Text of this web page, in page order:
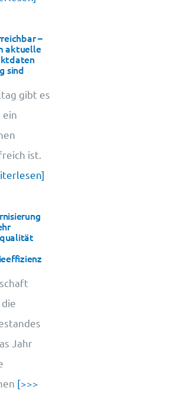
–
aktuelle
sind
gibt es
ein
ist.
Jahr
[>>>